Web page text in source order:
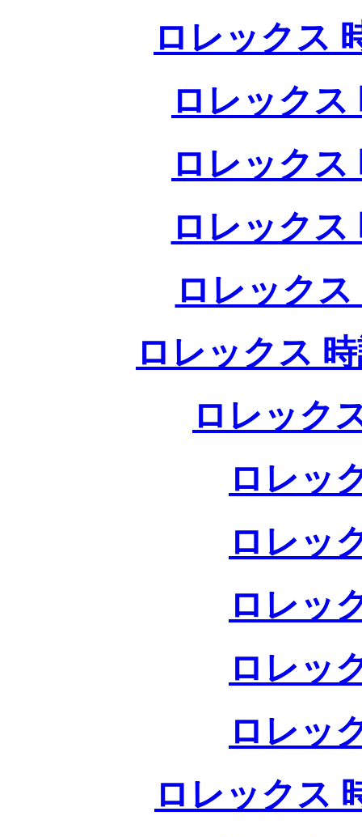
ロレックス
ロレックス
ロレックス
ロレックス
ロレック
ロレックス
ロレック
ロレッ
ロレッ
ロレッ
ロレッ
ロレッ
ロレックス